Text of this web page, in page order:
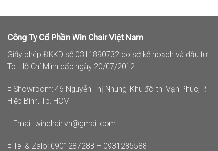
Công Ty Cổ Phần Win Chair Việt Nam
Giấy phép ĐKKD số 0311890732 do sở kế hoạch và đầu tư
Tp. Hồ Chí Minh cấp ngày 20/07/2012
◽ Showroom: 46 Nguyễn Thị Nhung, Khu đô thị Vạn Phúc, P.
Hiệp Bình, Tp. HCM
◽ Email: winchair.vn@gmail.com
◽ Tel & Zalo: 0901287288 – 0931285588